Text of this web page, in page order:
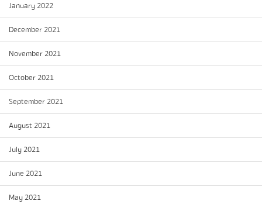
January 2022
December 2021
November 2021
October 2021
September 2021
August 2021
July 2021
June 2021
May 2021